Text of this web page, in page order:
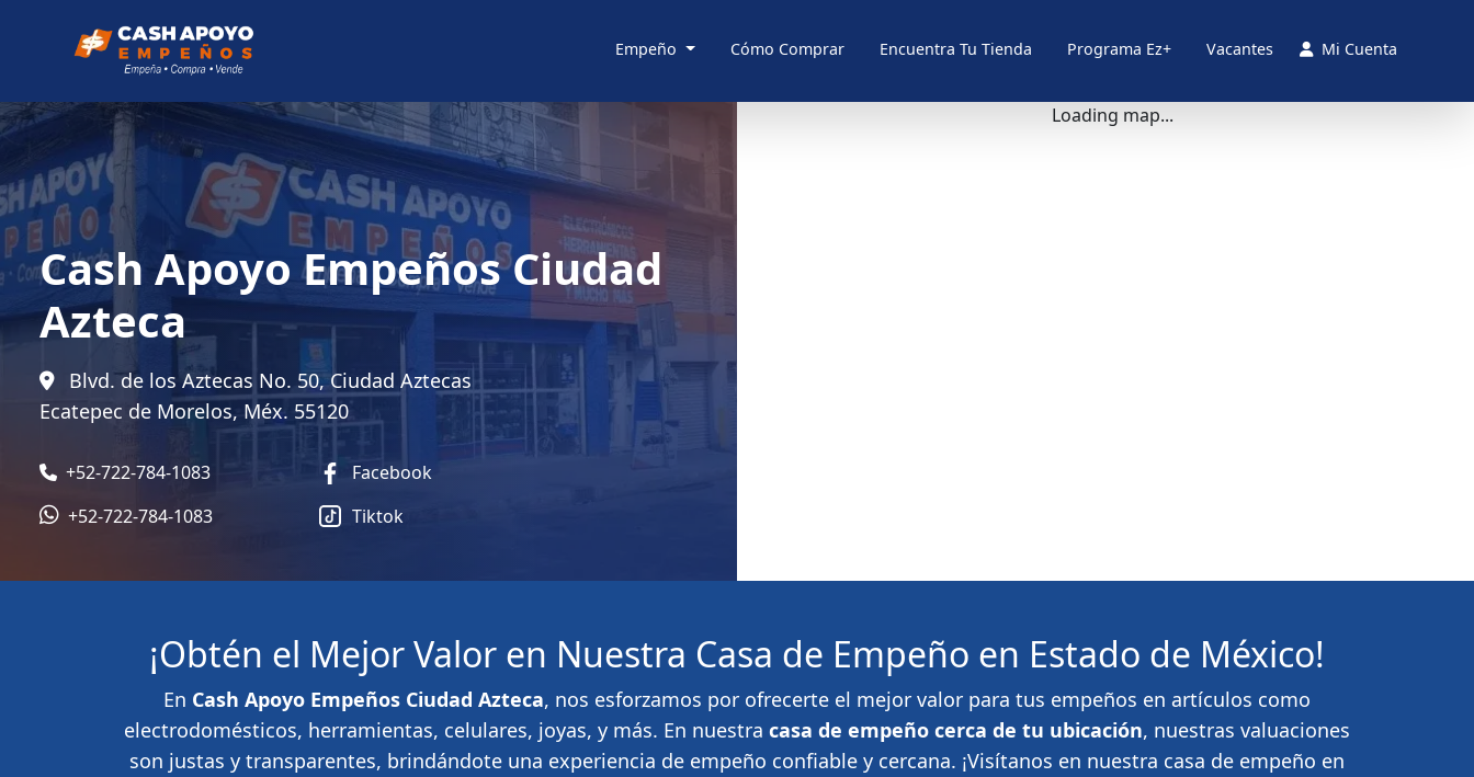
Empeño Cómo Comprar Encuentra Tu Tienda Programa Ez+ Vacantes Mi Cuenta
Cash Apoyo Empeños Ciudad
Azteca
Blvd. de los Aztecas No. 50, Ciudad Aztecas
Ecatepec de Morelos, Méx. 55120
+52-722-784-1083
+52-722-784-1083
Facebook
Tiktok
Loading map...
¡Obtén el Mejor Valor en Nuestra Casa de Empeño en Estado de México!
En Cash Apoyo Empeños Ciudad Azteca, nos esforzamos por ofrecerte el mejor valor para tus empeños en artículos como
electrodomésticos, herramientas, celulares, joyas, y más. En nuestra casa de empeño cerca de tu ubicación, nuestras valuaciones
son justas y transparentes, brindándote una experiencia de empeño confiable y cercana. ¡Visítanos en nuestra casa de empeño en